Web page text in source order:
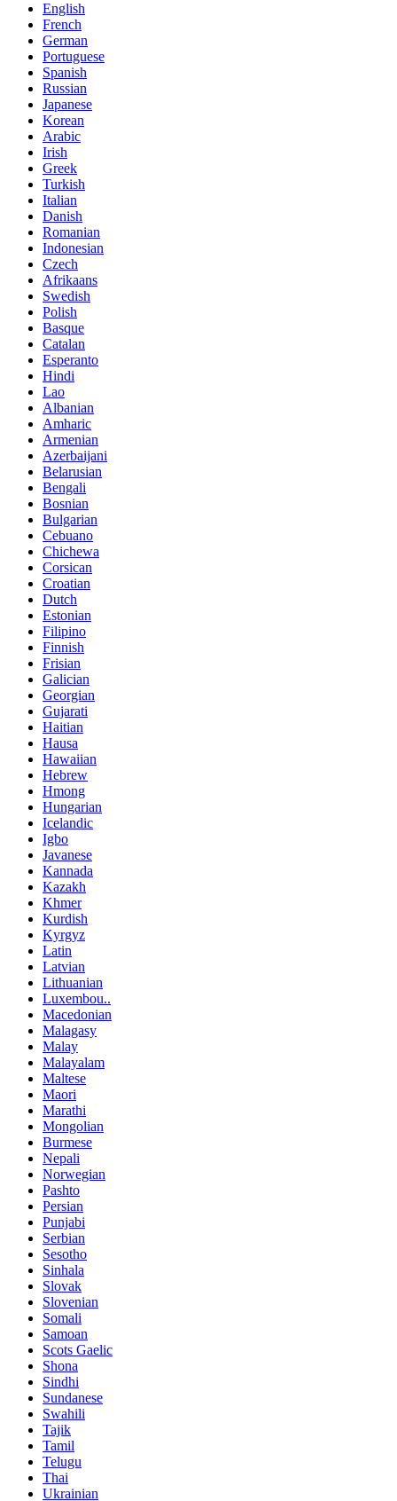
English
French
German
Portuguese
Spanish
Russian
Japanese
Korean
Arabic
Irish
Greek
Turkish
Italian
Danish
Romanian
Indonesian
Czech
Afrikaans
Swedish
Polish
Basque
Catalan
Esperanto
Hindi
Lao
Albanian
Amharic
Armenian
Azerbaijani
Belarusian
Bengali
Bosnian
Bulgarian
Cebuano
Chichewa
Corsican
Croatian
Dutch
Estonian
Filipino
Finnish
Frisian
Galician
Georgian
Gujarati
Haitian
Hausa
Hawaiian
Hebrew
Hmong
Hungarian
Icelandic
Igbo
Javanese
Kannada
Kazakh
Khmer
Kurdish
Kyrgyz
Latin
Latvian
Lithuanian
Luxembou..
Macedonian
Malagasy
Malay
Malayalam
Maltese
Maori
Marathi
Mongolian
Burmese
Nepali
Norwegian
Pashto
Persian
Punjabi
Serbian
Sesotho
Sinhala
Slovak
Slovenian
Somali
Samoan
Scots Gaelic
Shona
Sindhi
Sundanese
Swahili
Tajik
Tamil
Telugu
Thai
Ukrainian